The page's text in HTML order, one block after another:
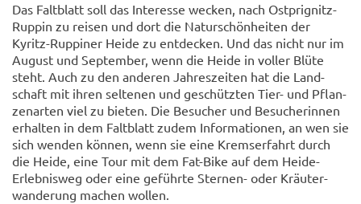
Das Falt­blatt soll das In­ter­es­se we­cken, nach Ostprignitz-​
Ruppin zu rei­sen und dort die Na­tur­schön­hei­ten der
Kyritz-​Ruppiner Heide zu ent­de­cken. Und das nicht nur im
Au­gust und Sep­tem­ber, wenn die Heide in vol­ler Blüte
steht. Auch zu den an­de­ren Jah­res­zei­ten hat die Land­
schaft mit ihren sel­te­nen und ge­schütz­ten Tier- und Pflan­
zen­ar­ten viel zu bie­ten. Die Be­su­cher und Be­su­che­rin­nen
er­hal­ten in dem Falt­blatt zudem In­for­ma­tio­nen, an wen sie
sich wen­den kön­nen, wenn sie eine Krem­ser­fahrt durch
die Heide, eine Tour mit dem Fat-​Bike auf dem Heide-​
Erlebnisweg oder eine ge­führ­te Sternen-​ oder Kräu­ter­
wan­de­rung ma­chen wol­len.